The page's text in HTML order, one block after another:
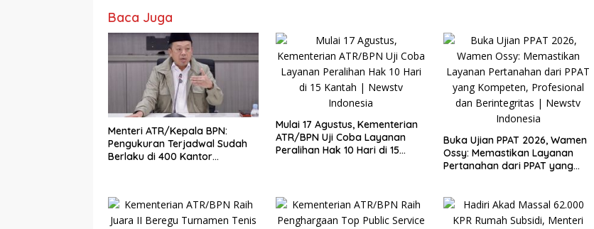
Baca Juga
Menteri ATR/Kepala BPN:
Pengukuran Terjadwal Sudah
Berlaku di 400 Kantor
Mulai 17 Agustus, Kementerian
ATR/BPN Uji Coba Layanan
Peralihan Hak 10 Hari di 15
Buka Ujian PPAT 2026, Wamen
Ossy: Memastikan Layanan
Pertanahan dari PPAT yang